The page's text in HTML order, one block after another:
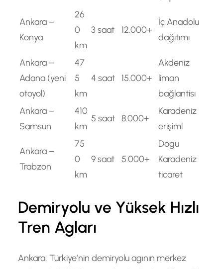
Ankara –
Konya
26
0
km
3 saat 12.000+
İç Anadolu
dağıtımı
Ankara –
Adana (yeni
otoyol)
47
5
km
4 saat 15.000+
Akdeniz
liman
bağlantisı
Ankara –
Samsun
410
km
5 saat 8.000+
Karadeniz
erişiml
Ankara –
Trabzon
75
0
km
9 saat 5.000+
Dogu
Karadeniz
ticaret
Demiryolu ve Yüksek Hızlı
Tren Agları
Ankara, Türkiye’nin demiryolu agının merkez